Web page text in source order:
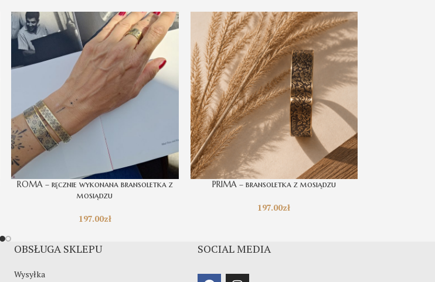
ROMA – ręcznie wykonana bransoletka z
mosiądzu
197.00zł
PRIMA – bransoletka z mosiądzu
197.00zł
OBSŁUGA SKLEPU
Wysyłka
SOCIAL MEDIA